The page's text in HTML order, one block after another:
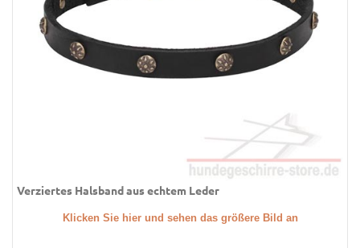
Verziertes Halsband aus echtem Leder
Klicken Sie hier und sehen das größere Bild an